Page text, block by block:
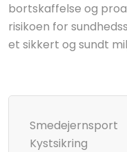
bortskaffelse og
risikoen for
et sikkert og sundt
Smedejernsport
Kystsikring